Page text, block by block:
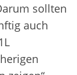
sollten
auch